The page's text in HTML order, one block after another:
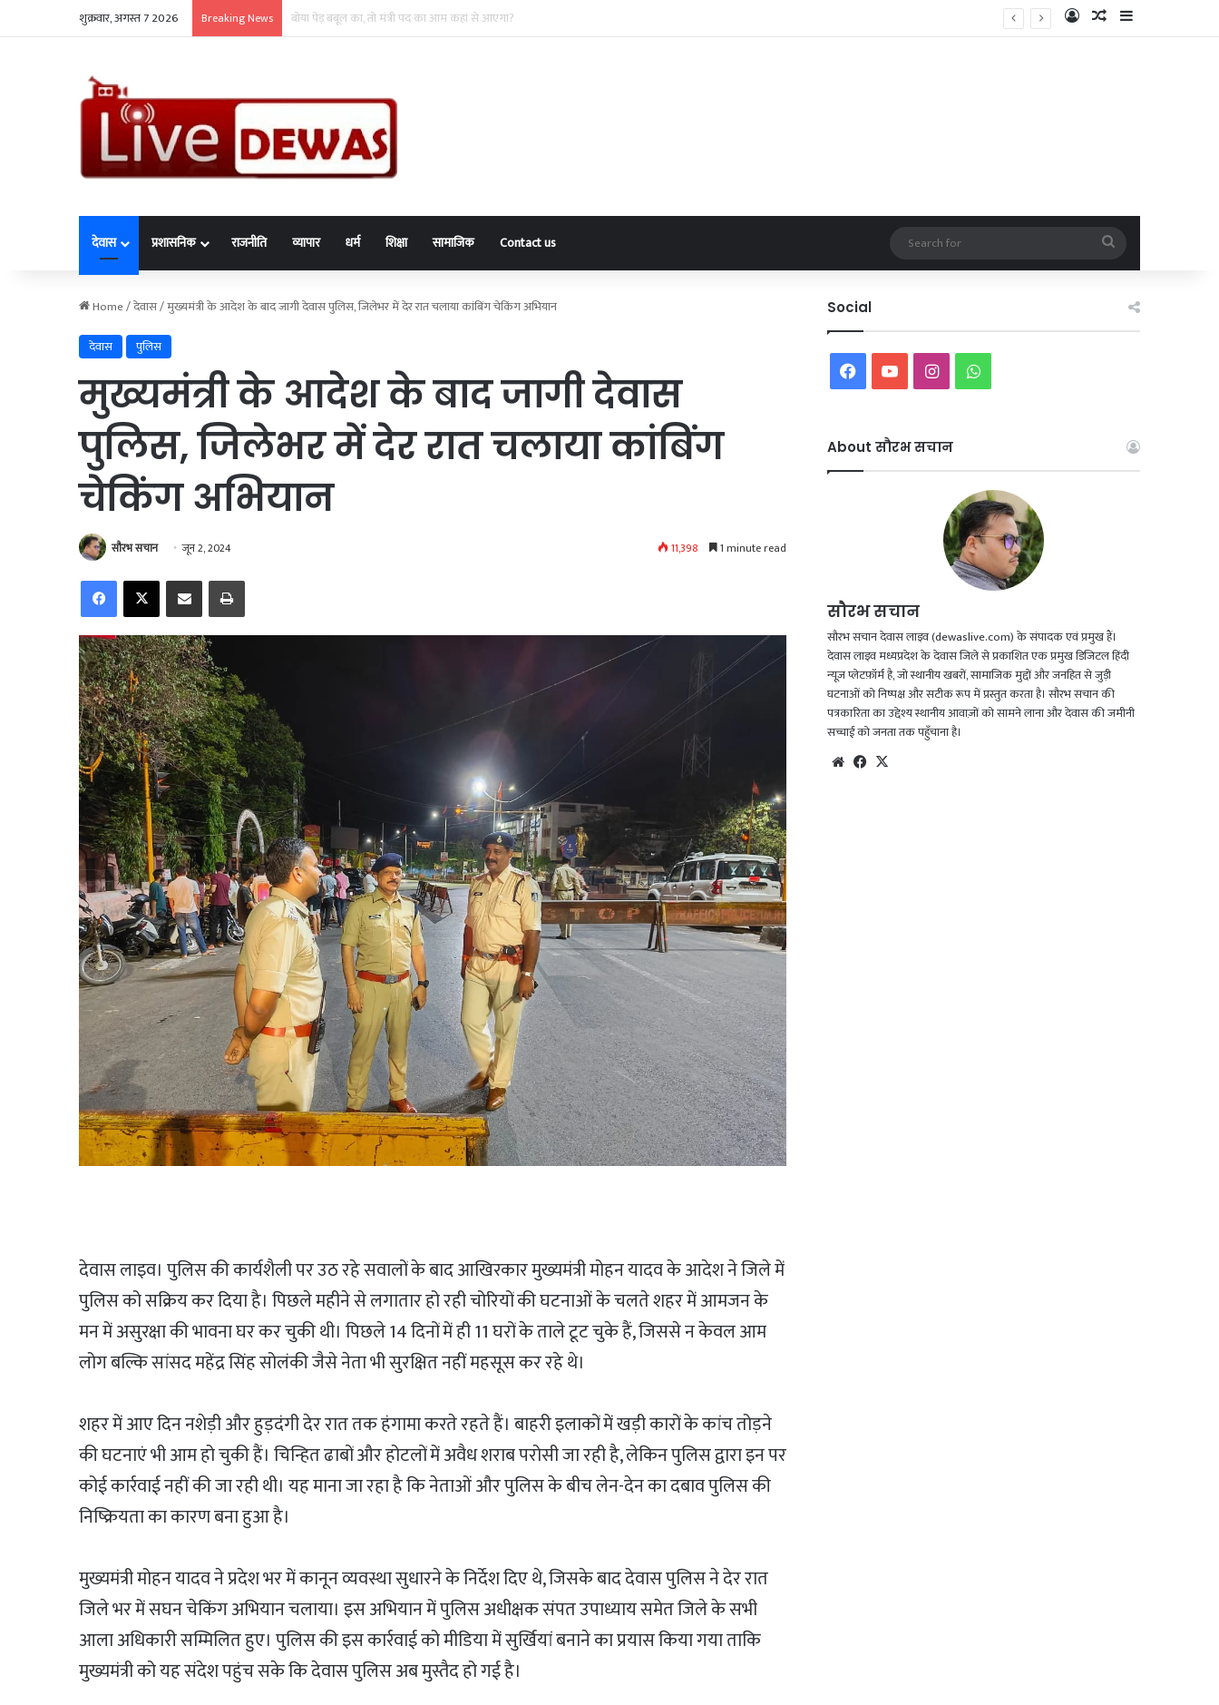
शुक्रवार, अगस्त 7 2026 Breaking News रैली-जुलूस में मोबाइल और नकदी चुराने वाला अंतरराज्यीय गिरोह पकड़ाया, पांच आरोपी व एक नाबालिग गिरफ्तार Log InRandom Article
Sidebar
देवास प्रशासनिक राजनीति व्यापार धर्म शिक्षा सामाजिक Contact us
Search
for
Home/देवास/मुख्यमंत्री के आदेश के बाद जागी देवास पुलिस, जिलेभर में देर रात चलाया कांबिंग चेकिंग अभियान
देवास
पुलिस
मुख्यमंत्री के आदेश के बाद जागी देवास
पुलिस, जिलेभर में देर रात चलाया कांबिंग
चेकिंग अभियान
सौरभ सचान जून 2, 2024 11,398 1 minute read
FacebookX Share via Email Print
देवास लाइव। पुलिस की कार्यशैली पर उठ रहे सवालों के बाद आखिरकार मुख्यमंत्री मोहन यादव के आदेश ने जिले में
पुलिस को सक्रिय कर दिया है। पिछले महीने से लगातार हो रही चोरियों की घटनाओं के चलते शहर में आमजन के
मन में असुरक्षा की भावना घर कर चुकी थी। पिछले 14 दिनों में ही 11 घरों के ताले टूट चुके हैं, जिससे न केवल आम
लोग बल्कि सांसद महेंद्र सिंह सोलंकी जैसे नेता भी सुरक्षित नहीं महसूस कर रहे थे।
शहर में आए दिन नशेड़ी और हुड़दंगी देर रात तक हंगामा करते रहते हैं। बाहरी इलाकों में खड़ी कारों के कांच तोड़ने
की घटनाएं भी आम हो चुकी हैं। चिन्हित ढाबों और होटलों में अवैध शराब परोसी जा रही है, लेकिन पुलिस द्वारा इन पर
कोई कार्रवाई नहीं की जा रही थी। यह माना जा रहा है कि नेताओं और पुलिस के बीच लेन-देन का दबाव पुलिस की
निष्क्रियता का कारण बना हुआ है।
मुख्यमंत्री मोहन यादव ने प्रदेश भर में कानून व्यवस्था सुधारने के निर्देश दिए थे, जिसके बाद देवास पुलिस ने देर रात
जिले भर में सघन चेकिंग अभियान चलाया। इस अभियान में पुलिस अधीक्षक संपत उपाध्याय समेत जिले के सभी
आला अधिकारी सम्मिलित हुए। पुलिस की इस कार्रवाई को मीडिया में सुर्खियां बनाने का प्रयास किया गया ताकि
मुख्यमंत्री को यह संदेश पहुंच सके कि देवास पुलिस अब मुस्तैद हो गई है।
Social
FacebookYouTubeInstagramWhatsApp
About सौरभ सचान
सौरभ सचान
सौरभ सचान देवास लाइव (dewaslive.com) के संपादक एवं प्रमुख हैं।
देवास लाइव मध्यप्रदेश के देवास जिले से प्रकाशित एक प्रमुख डिजिटल हिंदी
न्यूज़ प्लेटफ़ॉर्म है, जो स्थानीय खबरों, सामाजिक मुद्दों और जनहित से जुड़ी
घटनाओं को निष्पक्ष और सटीक रूप में प्रस्तुत करता है। सौरभ सचान की
पत्रकारिता का उद्देश्य स्थानीय आवाज़ों को सामने लाना और देवास की जमीनी
सच्चाई को जनता तक पहुँचाना है।
WebsiteFacebook